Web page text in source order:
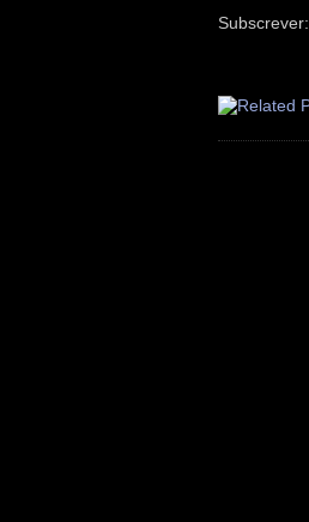
Subscrever: